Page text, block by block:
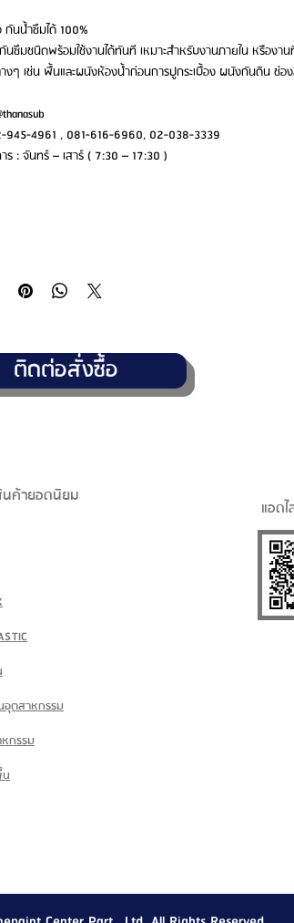
นน้ำซึมได้ 100%
นซึมชนิดพร้อมใช้งานได้ทันที เหมาะสำหรับงานภายใน หรืองา
งๆ เช่น พื้นและผนังห้องน้ำก่อนการปูกระเบื้อง ผนังกันดิน ช่อ
945-4961 , 081-616-6960, 02-038-3339
าร : จันทร์ – เสาร์ ( 7:30 – 17:30 )
ติดต่อสั่งซื้อ
ค้ายอดนิยม
ตสาหกรรม
กรรม
แอด